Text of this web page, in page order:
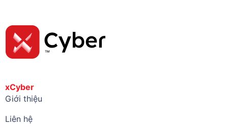
xCyber
Giới thiệu
Liên hệ